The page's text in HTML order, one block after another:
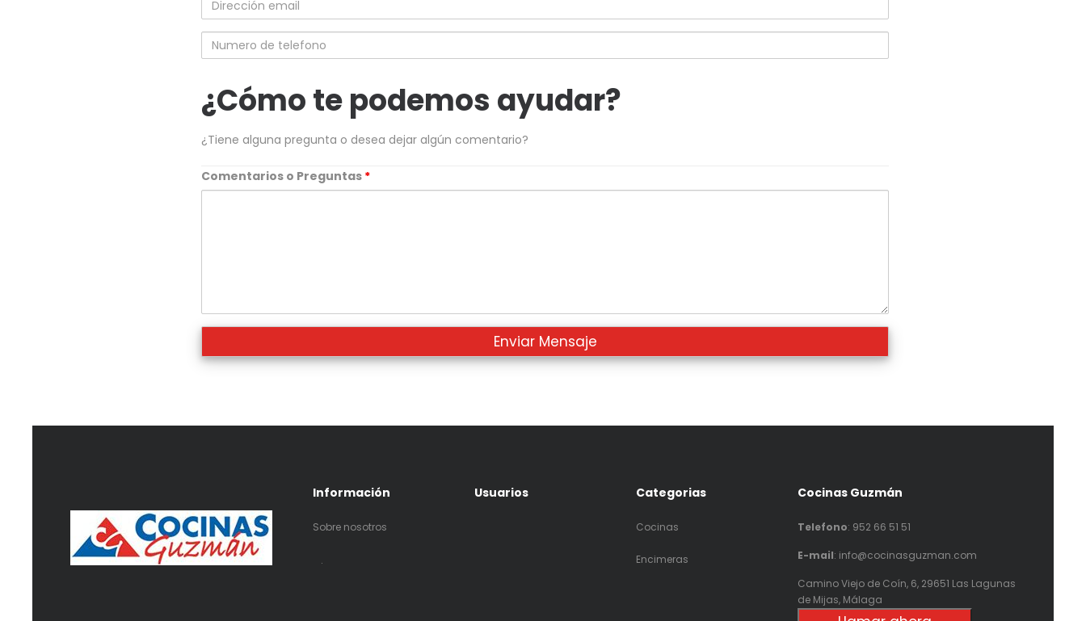
email
Numero
de
¿Cómo te podemos ayudar?
¿Tiene alguna pregunta o desea dejar algún comentario?
Comentarios o Preguntas *
Información
Sobre nosotros
.
Usuarios Categorias
Cocinas
Encimeras
Cocinas Guzmán
Telefono: 952 66 51 51
E-mail: info@cocinasguzman.com
Camino Viejo de Coín, 6, 29651 Las Lagunas
de Mijas, Málaga